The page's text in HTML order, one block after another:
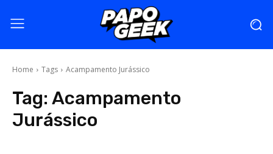
Home Tags Acampamento Jurássico
Tag: Acampamento
Jurássico